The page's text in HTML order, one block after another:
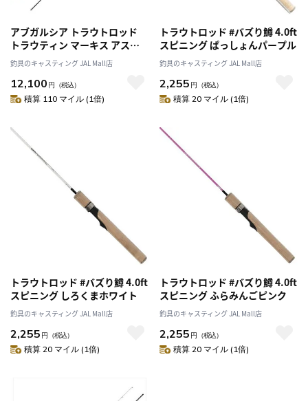
アブガルシア トラウトロッド
トラウティン マーキス アスレ
イ TMAS-492UL (スピニング 2
ピース)
釣具のキャスティング JAL Mall店
12,100 円 （税込）
積算 110 マイル (1倍)
トラウトロッド #バズり鱒 4.0ft
スピニング ぱっしょんパープル
釣具のキャスティング JAL Mall店
2,255 円 （税込）
積算 20 マイル (1倍)
トラウトロッド #バズり鱒 4.0ft
スピニング しろくまホワイト
釣具のキャスティング JAL Mall店
2,255 円 （税込）
積算 20 マイル (1倍)
トラウトロッド #バズり鱒 4.0ft
スピニング ふらみんごピンク
釣具のキャスティング JAL Mall店
2,255 円 （税込）
積算 20 マイル (1倍)